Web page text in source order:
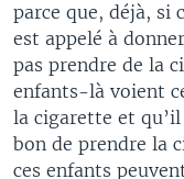
parce que, déjà, si
est appelé à
pas prendre de la
enfants-là voient
la cigarette et
bon de prendre la
ces enfants